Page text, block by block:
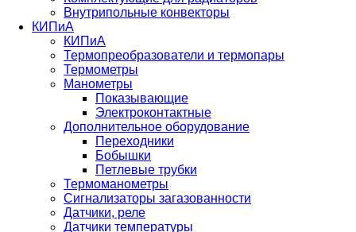
Внутрипольные конвекторы
КИПиА
КИПиА
Термопреобразователи и термопары
Термометры
Манометры
Показывающие
Электроконтактные
Дополнительное оборудование
Переходники
Бобышки
Петлевые трубки
Термоманометры
Сигнализаторы загазованности
Датчики, реле
Датчики температуры